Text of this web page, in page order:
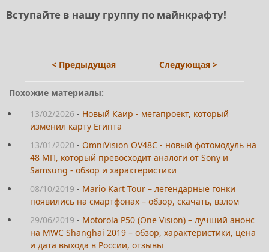
Вступайте в нашу группу по майнкрафту!
< Предыдущая Следующая >
Похожие материалы:
13/02/2026 - Новый Каир - мегапроект, который
изменил карту Египта
13/01/2020 - OmniVision OV48C - новый фотомодуль на
48 МП, который превосходит аналоги от Sony и
Samsung - обзор и характеристики
08/10/2019 - Mario Kart Tour – легендарные гонки
появились на смартфонах – обзор, скачать, взлом
29/06/2019 - Motorola P50 (One Vision) – лучший анонс
на MWC Shanghai 2019 – обзор, характеристики, цена
и дата выхода в России, отзывы